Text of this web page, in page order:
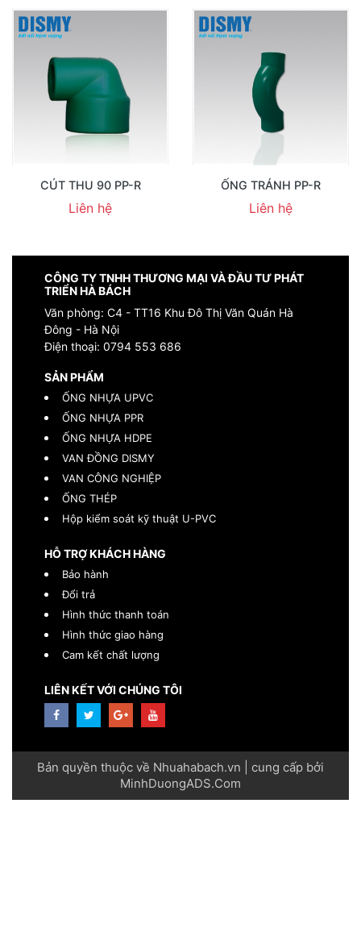
CÚT THU 90 PP-R
Liên hệ
ỐNG TRÁNH PP-R
Liên hệ
CÔNG TY TNHH THƯƠNG MẠI VÀ ĐẦU TƯ PHÁT
TRIỂN HÀ BÁCH
Văn phòng: C4 - TT16 Khu Đô Thị Văn Quán Hà
Đông - Hà Nội
Điện thoại: 0794 553 686
SẢN PHẨM
ỐNG NHỰA UPVC
ỐNG NHỰA PPR
ỐNG NHỰA HDPE
VAN ĐỒNG DISMY
VAN CÔNG NGHIỆP
ỐNG THÉP
Hộp kiểm soát kỹ thuật U-PVC
HỖ TRỢ KHÁCH HÀNG
Bảo hành
Đổi trả
Hình thức thanh toán
Hình thức giao hàng
Cam kết chất lượng
LIÊN KẾT VỚI CHÚNG TÔI
Bản quyền thuộc về Nhuahabach.vn | cung cấp bởi
MinhDuongADS.Com